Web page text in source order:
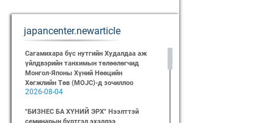
japancenter.newarticle
Сагамихара бүс нутгийн Худалдаа аж
үйлдвэрийн танхимын төлөөлөгчид
Монгол-Японы Хүний Нөөцийн
Хөгжлийн Төв (MOJC)-д зочиллоо
2026-08-04
"БИЗНЕС БА ХҮНИЙ ЭРХ" Нээлттэй